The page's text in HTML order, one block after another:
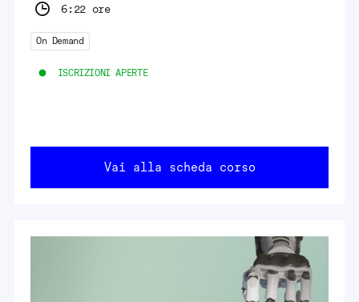
6:22 ore
On Demand
ISCRIZIONI APERTE
Vai alla scheda corso